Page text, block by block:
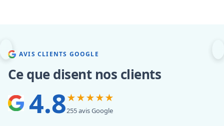
AVIS CLIENTS GOOGLE
Ce que disent nos clients
4.8★★★★★
255 avis Google